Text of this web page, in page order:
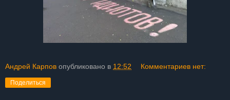
Андрей Карпов опубликовано в 12:52 Комментариев нет:
Поделиться